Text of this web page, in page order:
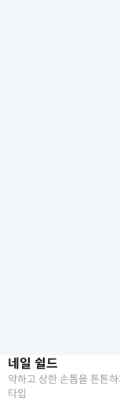
네일 쉴드
약하고 상한 손톱을 튼튼
타입